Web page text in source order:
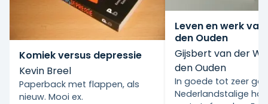
Komiek versus depressie
Kevin Breel
Paperback met flappen, als
nieuw. Mooi ex.
Leven en werk van
den Ouden
Gijsbert van der
den Ouden
In goede tot zeer
Nederlandstalige